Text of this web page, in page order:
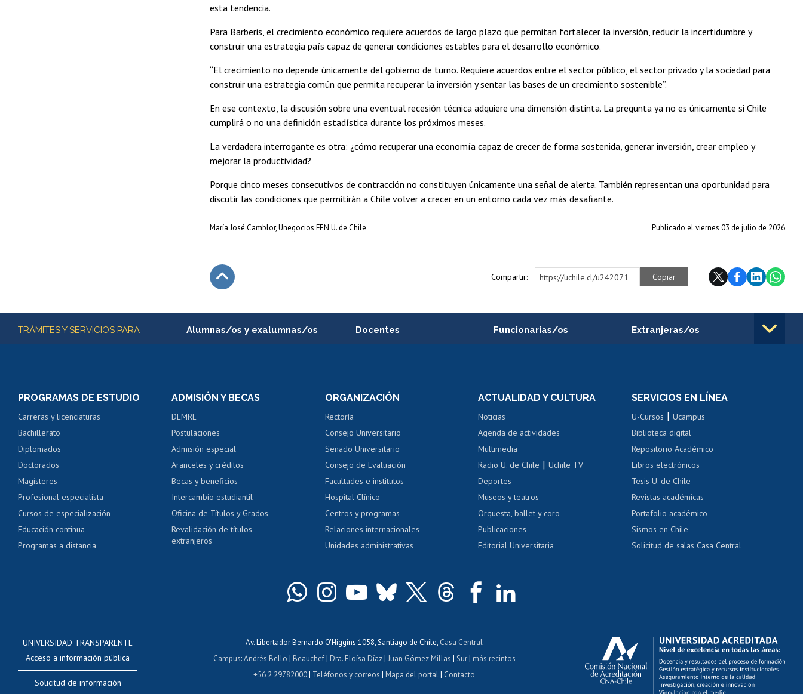
esta tendencia.
Para Barberis, el crecimiento económico requiere acuerdos de largo plazo que permitan fortalecer la inversión, reducir la incertidumbre y
construir una estrategia país capaz de generar condiciones estables para el desarrollo económico.
“El crecimiento no depende únicamente del gobierno de turno. Requiere acuerdos entre el sector público, el sector privado y la sociedad para
construir una estrategia común que permita recuperar la inversión y sentar las bases de un crecimiento sostenible”.
En ese contexto, la discusión sobre una eventual recesión técnica adquiere una dimensión distinta. La pregunta ya no es únicamente si Chile
cumplirá o no una definición estadística durante los próximos meses.
La verdadera interrogante es otra: ¿cómo recuperar una economía capaz de crecer de forma sostenida, generar inversión, crear empleo y
mejorar la productividad?
Porque cinco meses consecutivos de contracción no constituyen únicamente una señal de alerta. También representan una oportunidad para
discutir las condiciones que permitirán a Chile volver a crecer en un entorno cada vez más desafiante.
María José Camblor, Unegocios FEN U. de Chile Publicado el viernes 03 de julio de 2026
Compartir: https://uchile.cl/u242071 Copiar
Más información
TRÁMITES Y SERVICIOS PARA Alumnas/os y exalumnas/os
Consulta y certificado de notas
Servicio médico y dental
Pago de arancel y crédito alumnos
Pago de arancel y crédito exalumnos
Certificado de títulos y grados
Docentes
Perfeccionamiento
Evaluación docente
Calificación académica
Postulación al AUCAI
Funcionarias/os
Portal de movilidad interna
Certificado de renta
Certificado de renta
Gestión de correo uchile
Extranjeras/os
Movilidad Estudiantil
Cursos de español
Acoso laboral, sexual y violencia
PROGRAMAS DE ESTUDIO
Carreras y licenciaturas
Bachillerato
Diplomados
Doctorados
Magísteres
Profesional especialista
Cursos de especialización
Educación continua
Programas a distancia
ADMISIÓN Y BECAS
DEMRE
Postulaciones
Admisión especial
Aranceles y créditos
Becas y beneficios
Intercambio estudiantil
Oficina de Títulos y Grados
Revalidación de títulos
extranjeros
ORGANIZACIÓN
Rectoría
Consejo Universitario
Senado Universitario
Consejo de Evaluación
Facultades e institutos
Hospital Clínico
Centros y programas
Relaciones internacionales
Unidades administrativas
ACTUALIDAD Y CULTURA
Noticias
Agenda de actividades
Multimedia
Radio U. de Chile |Uchile TV
Deportes
Museos y teatros
Orquesta, ballet y coro
Publicaciones
Editorial Universitaria
SERVICIOS EN LÍNEA
U-Cursos |Ucampus
Biblioteca digital
Repositorio Académico
Libros electrónicos
Tesis U. de Chile
Revistas académicas
Portafolio académico
Sismos en Chile
Solicitud de salas Casa Central
UNIVERSIDAD TRANSPARENTE
Acceso a información pública
Solicitud de información
Av. Libertador Bernardo O'Higgins 1058, Santiago de Chile, Casa Central
Campus:Andrés Bello | Beauchef| Dra. Eloísa Díaz| Juan Gómez Millas | Sur| más recintos
+56 2 29782000| Teléfonos y correos |Mapa del portal| Contacto